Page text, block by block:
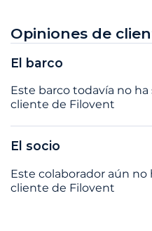
Opiniones de
El barco
Este barco todavía no
cliente de Filovent
El socio
Este colaborador aún no
cliente de Filovent